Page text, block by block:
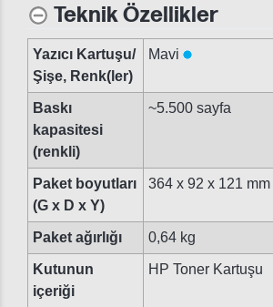
Teknik Özellikler
Yazıcı Kartuşu/
Şişe, Renk(ler)
Mavi
Baskı
kapasitesi
(renkli)
~5.500 sayfa
Paket boyutları
(G x D x Y)
364 x 92 x 121 mm
Paket ağırlığı 0,64 kg
Kutunun
içeriği
HP Toner Kartuşu